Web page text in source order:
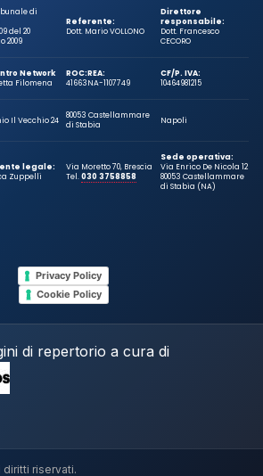
di
del 20
2009
Referente:
Dott. Mario VOLLONO
Direttore
responsabile:
Dott. Francesco
CECORO
Network
Filomena
ROC:
41663
REA:
NA-1107749
CF/P. IVA:
10464981215
Il Vecchio 24
80053 Castellammare
di Stabia
Napoli
legale:
Zuppelli
Via Moretto 70, Brescia
Tel.030 3758858
Sede operativa:
Via Enrico De Nicola 12
80053 Castellammare
di Stabia (NA)
Privacy Policy
Cookie Policy
di repertorio a cura di
riservati.